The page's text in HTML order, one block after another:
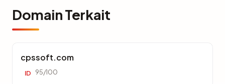
Domain Terkait
cpssoft.com
ID 95/100